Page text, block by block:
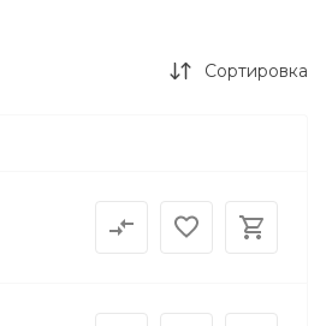
Сортировка